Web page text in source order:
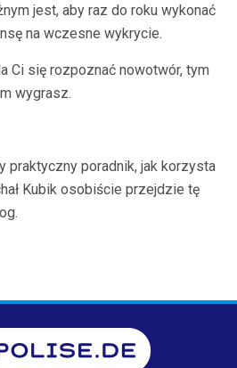
jest, aby raz do roku wykonać
na wczesne wykrycie.
Ci się rozpoznać nowotwór, tym
wygrasz.
praktyczny poradnik, jak korzysta
Kubik osobiście przejdzie tę